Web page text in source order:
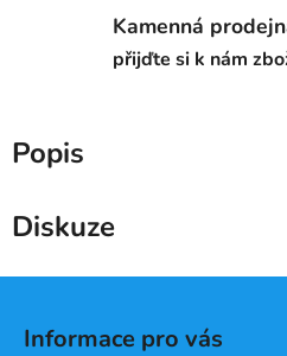
Kamenná
přijďte si k nám
Popis
Diskuze
Informace pro vás